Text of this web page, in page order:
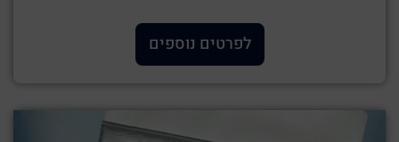
לפרטים נוספים